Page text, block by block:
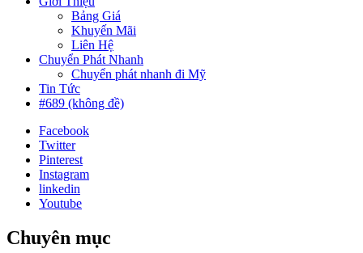
Bảng Giá
Khuyến Mãi
Liên Hệ
Chuyển Phát Nhanh
Chuyển phát nhanh đi Mỹ
Tin Tức
#689 (không đề)
Facebook
Twitter
Pinterest
Instagram
linkedin
Youtube
Chuyên mục